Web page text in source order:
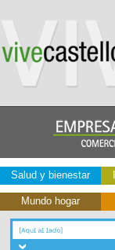
Salud y bienestar
Mundo hogar